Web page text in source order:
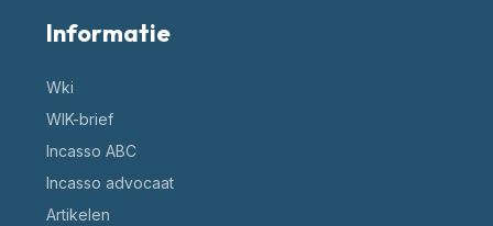
Informatie
Wki
WIK-brief
Incasso ABC
Incasso advocaat
Artikelen